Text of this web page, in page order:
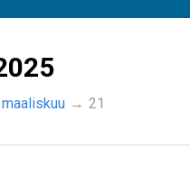
maaliskuu → 21